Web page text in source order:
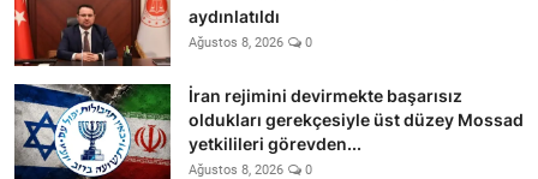
aydınlatıldı
Ağustos 8, 2026 0
İran rejimini devirmekte başarısız
oldukları gerekçesiyle üst düzey Mossad
yetkilileri görevden...
Ağustos 8, 2026 0